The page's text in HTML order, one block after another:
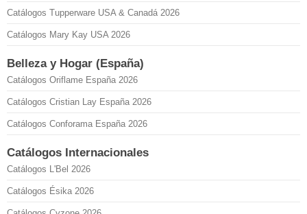
Catálogos Tupperware USA & Canadá 2026
Catálogos Mary Kay USA 2026
Belleza y Hogar (España)
Catálogos Oriflame España 2026
Catálogos Cristian Lay España 2026
Catálogos Conforama España 2026
Catálogos Internacionales
Catálogos L'Bel 2026
Catálogos Ésika 2026